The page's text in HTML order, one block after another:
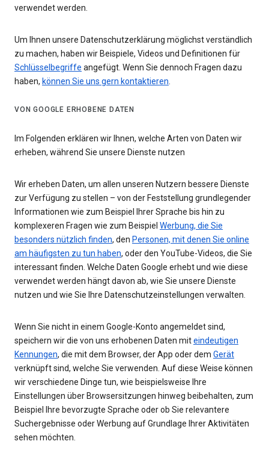
verwendet werden.
Um Ihnen unsere Datenschutzerklärung möglichst verständlich
zu machen, haben wir Beispiele, Videos und Definitionen für
Schlüsselbegriffe angefügt. Wenn Sie dennoch Fragen dazu
haben, können Sie uns gern kontaktieren.
VON GOOGLE ERHOBENE DATEN
Im Folgenden erklären wir Ihnen, welche Arten von Daten wir
erheben, während Sie unsere Dienste nutzen
Wir erheben Daten, um allen unseren Nutzern bessere Dienste
zur Verfügung zu stellen – von der Feststellung grundlegender
Informationen wie zum Beispiel Ihrer Sprache bis hin zu
komplexeren Fragen wie zum Beispiel Werbung, die Sie
besonders nützlich finden, den Personen, mit denen Sie online
am häufigsten zu tun haben, oder den YouTube-Videos, die Sie
interessant finden. Welche Daten Google erhebt und wie diese
verwendet werden hängt davon ab, wie Sie unsere Dienste
nutzen und wie Sie Ihre Datenschutzeinstellungen verwalten.
Wenn Sie nicht in einem Google-Konto angemeldet sind,
speichern wir die von uns erhobenen Daten miteindeutigen
Kennungen, die mit dem Browser, der App oder dem Gerät
verknüpft sind, welche Sie verwenden. Auf diese Weise können
wir verschiedene Dinge tun, wie beispielsweise Ihre
Einstellungen über Browsersitzungen hinweg beibehalten, zum
Beispiel Ihre bevorzugte Sprache oder ob Sie relevantere
Suchergebnisse oder Werbung auf Grundlage Ihrer Aktivitäten
sehen möchten.